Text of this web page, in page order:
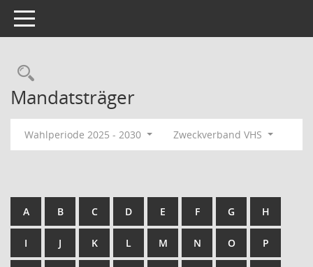
Toggle navigation
Rechercheauswahl
Mandatsträger
Wahlperiode 2025 - 2030 Zweckverband VHS
A B C D E F G H
I J K L M N O P